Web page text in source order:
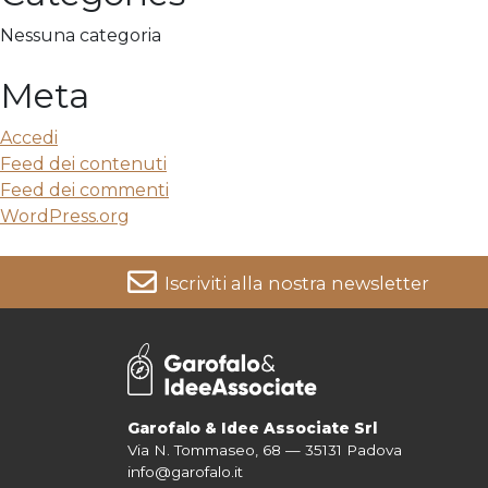
Nessuna categoria
Meta
Accedi
Feed dei contenuti
Feed dei commenti
WordPress.org
Iscriviti alla nostra newsletter
Garofalo & Idee Associate Srl
Via N. Tommaseo, 68 — 35131 Padova
info@garofalo.it